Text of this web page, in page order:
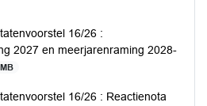
16/26 :
2027 en meerjarenraming 2028-
16/26 : Reactienota